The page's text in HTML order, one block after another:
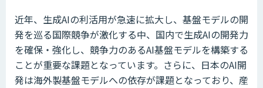
近年、生成AIの利活用が急速に拡大し、基盤モデルの開
発を巡る国際競争が激化する中、国内で生成AIの開発力
を確保・強化し、競争力のあるAI基盤モデルを構築する
ことが重要な課題となっています。さらに、日本のAI開
発は海外製基盤モデルへの依存が課題となっており、産